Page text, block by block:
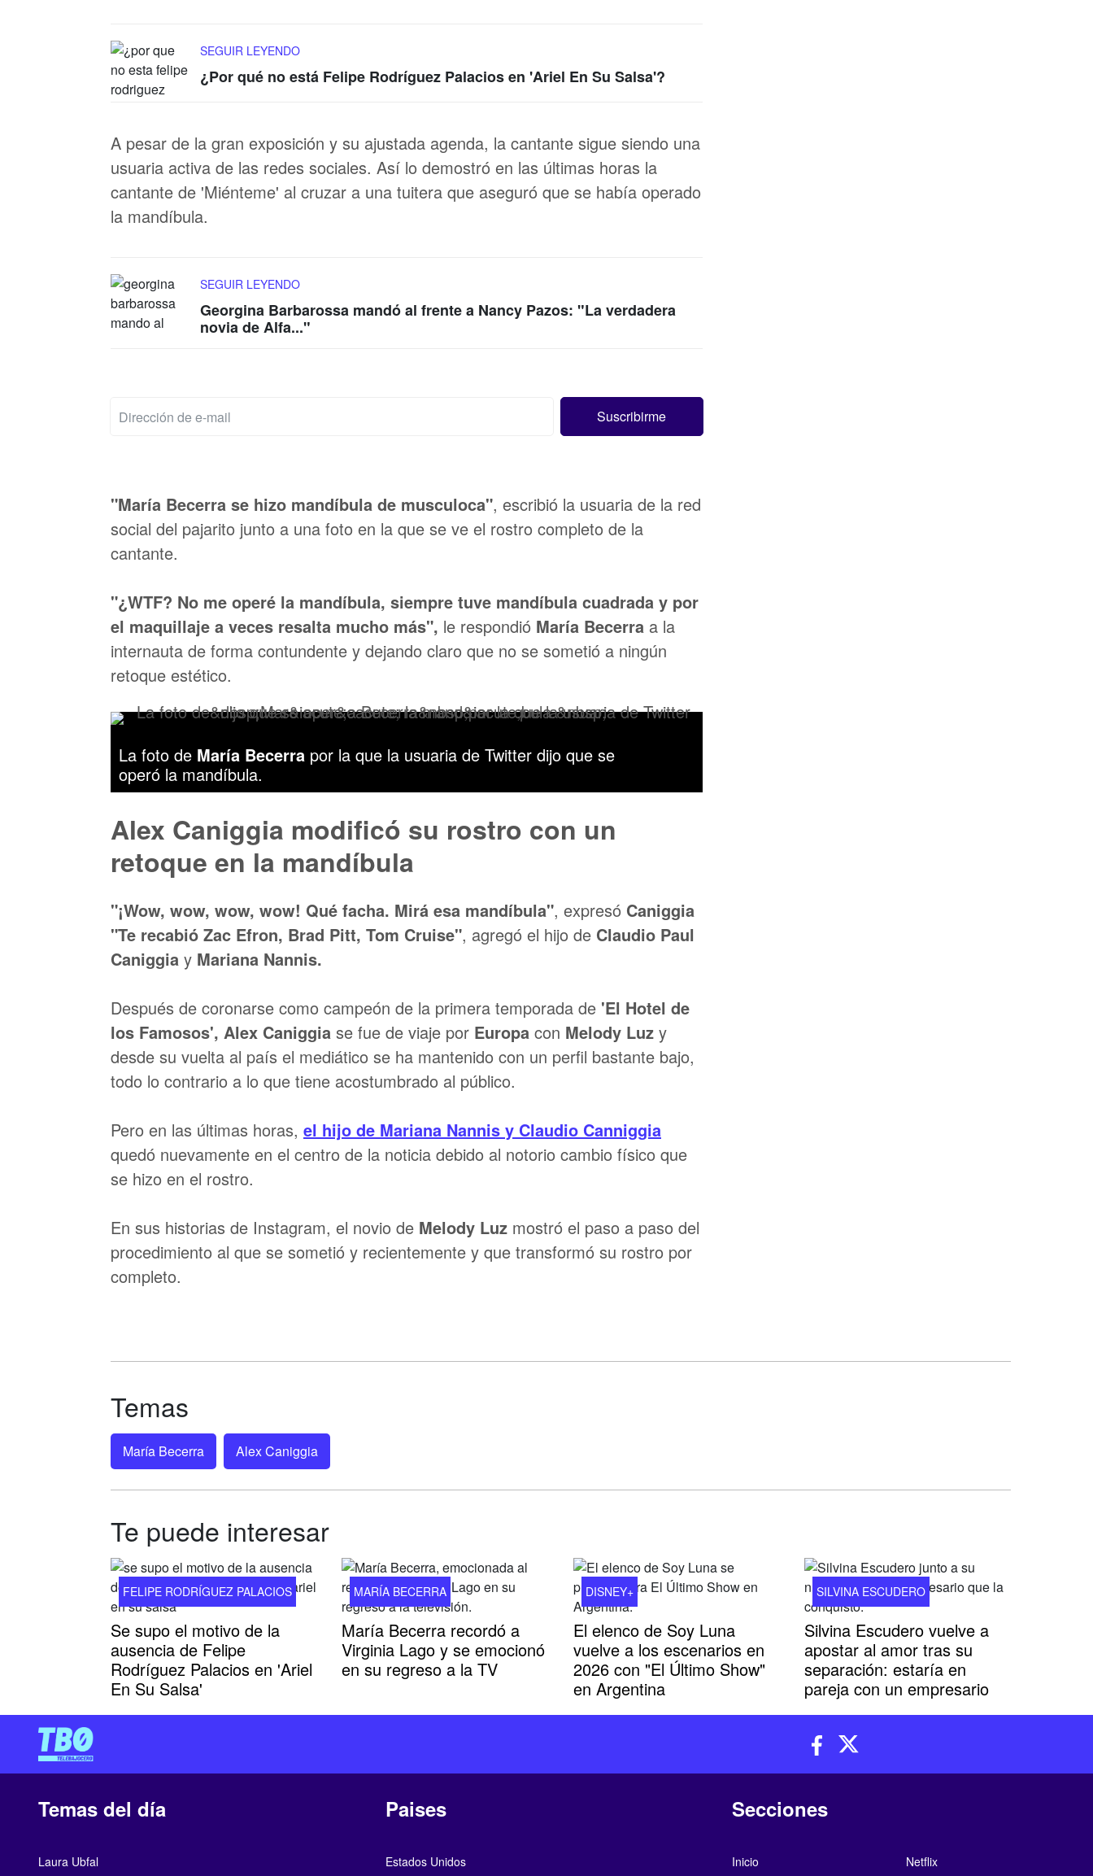
SEGUIR LEYENDO
¿Por qué no está Felipe Rodríguez Palacios en 'Ariel En Su Salsa'?
A pesar de la gran exposición y su ajustada agenda, la cantante sigue siendo una
usuaria activa de las redes sociales. Así lo demostró en las últimas horas la
cantante de 'Miénteme' al cruzar a una tuitera que aseguró que se había operado
la mandíbula.
SEGUIR LEYENDO
Georgina Barbarossa mandó al frente a Nancy Pazos: "La verdadera
novia de Alfa..."
"María Becerra se hizo mandíbula de musculoca", escribió la usuaria de la red
social del pajarito junto a una foto en la que se ve el rostro completo de la
cantante.
"¿WTF? No me operé la mandíbula, siempre tuve mandíbula cuadrada y por
el maquillaje a veces resalta mucho más", le respondió María Becerra a la
internauta de forma contundente y dejando claro que no se sometió a ningún
retoque estético.
La foto de María Becerra por la que la usuaria de Twitter dijo que se
operó la mandíbula.
Alex Caniggia modificó su rostro con un
retoque en la mandíbula
"¡Wow, wow, wow, wow! Qué facha. Mirá esa mandíbula", expresó Caniggia
"Te recabió Zac Efron, Brad Pitt, Tom Cruise", agregó el hijo de Claudio Paul
Caniggia y Mariana Nannis.
Después de coronarse como campeón de la primera temporada de 'El Hotel de
los Famosos', Alex Caniggia se fue de viaje por Europa con Melody Luz y
desde su vuelta al país el mediático se ha mantenido con un perfil bastante bajo,
todo lo contrario a lo que tiene acostumbrado al público.
Pero en las últimas horas, el hijo de Mariana Nannis y Claudio Canniggia
quedó nuevamente en el centro de la noticia debido al notorio cambio físico que
se hizo en el rostro.
En sus historias de Instagram, el novio de Melody Luz mostró el paso a paso del
procedimiento al que se sometió y recientemente y que transformó su rostro por
completo.
Temas
María Becerra Alex Caniggia
Te puede interesar
FELIPE RODRÍGUEZ PALACIOS
Se supo el motivo de la
ausencia de Felipe
Rodríguez Palacios en 'Ariel
En Su Salsa'
MARÍA BECERRA
María Becerra recordó a
Virginia Lago y se emocionó
en su regreso a la TV
DISNEY+
El elenco de Soy Luna
vuelve a los escenarios en
2026 con "El Último Show"
en Argentina
SILVINA ESCUDERO
Silvina Escudero vuelve a
apostar al amor tras su
separación: estaría en
pareja con un empresario
Temas del día
Laura Ubfal
Paises
Estados Unidos
Secciones
Inicio Netflix